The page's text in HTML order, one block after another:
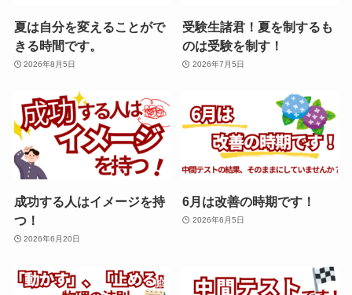
夏は自分を変えることがで
きる時間です。
2026年8月5日
受験生諸君！夏を制するも
のは受験を制す！
2026年7月5日
成功する人はイメージを持
つ！
2026年6月20日
6月は改善の時期です！
2026年6月5日